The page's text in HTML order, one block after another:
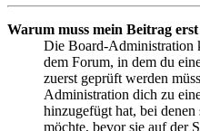
Warum muss mein Beitrag
Die Board-Administration
dem Forum, in dem du
zuerst geprüft werden
Administration dich zu
hinzugefügt hat, bei denen
möchte, bevor sie auf der